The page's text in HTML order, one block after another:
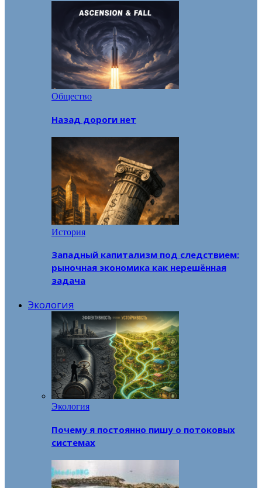
Общество
Назад дороги нет
История
Западный капитализм под следствием:
рыночная экономика как нерешённая
задача
Экология
Экология
Почему я постоянно пишу о потоковых
системах